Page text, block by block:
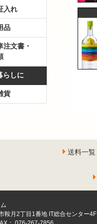
入れ
品
注文書・
らしに
貨
送料一覧
鞍月2丁目1番地 IT総合センター4F